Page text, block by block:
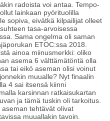
radoista voi antaa. Tempo-
lainkaan pyörituolilla
sopiva, eivätkä kilpailijat olleet
tasa-arvoisessa
Sama ongelma oli saman
ETOC:ssa 2018.
ainoa miinusmerkki: oliko
asema 6 välttämätöntä olla
tai eikö aseman olisi voinut
muualle? Nyt finaalin
4 sai itsensä kiinni
karsinnan ratkaisukartan
ja tämä tuskin oli tarkoitus.
aseman tehtävät olivat
muuallakin tavoin.